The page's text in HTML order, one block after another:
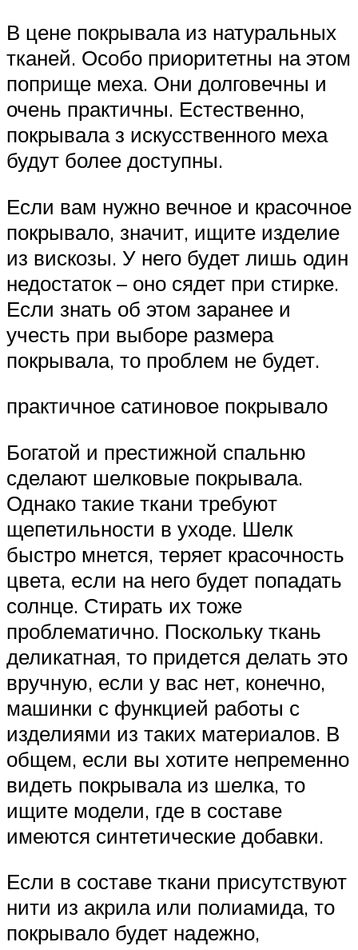
В цене покрывала из натуральных
тканей. Особо приоритетны на этом
поприще меха. Они долговечны и
очень практичны. Естественно,
покрывала з искусственного меха
будут более доступны.
Если вам нужно вечное и красочное
покрывало, значит, ищите изделие
из вискозы. У него будет лишь один
недостаток – оно сядет при стирке.
Если знать об этом заранее и
учесть при выборе размера
покрывала, то проблем не будет.
практичное сатиновое покрывало
Богатой и престижной спальню
сделают шелковые покрывала.
Однако такие ткани требуют
щепетильности в уходе. Шелк
быстро мнется, теряет красочность
цвета, если на него будет попадать
солнце. Стирать их тоже
проблематично. Поскольку ткань
деликатная, то придется делать это
вручную, если у вас нет, конечно,
машинки с функцией работы с
изделиями из таких материалов. В
общем, если вы хотите непременно
видеть покрывала из шелка, то
ищите модели, где в составе
имеются синтетические добавки.
Если в составе ткани присутствуют
нити из акрила или полиамида, то
покрывало будет надежно,